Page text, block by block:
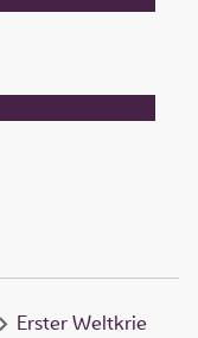
Erster Weltkrie